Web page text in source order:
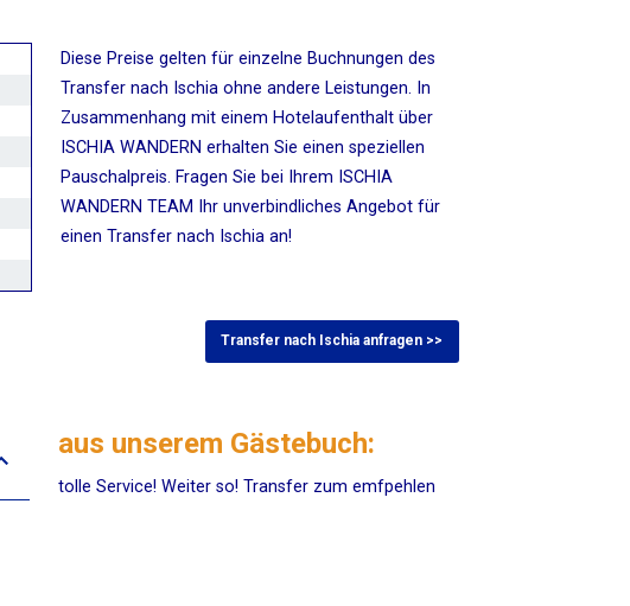
Diese Preise gelten für einzelne Buchnungen des
Transfer nach Ischia ohne andere Leistungen. In
Zusammenhang mit einem Hotelaufenthalt über
ISCHIA WANDERN erhalten Sie einen speziellen
Pauschalpreis. Fragen Sie bei Ihrem ISCHIA
WANDERN TEAM Ihr unverbindliches Angebot für
einen Transfer nach Ischia an!
Transfer nach Ischia anfragen >>
aus unserem Gästebuch:
tolle Service! Weiter so! Transfer zum emfpehlen